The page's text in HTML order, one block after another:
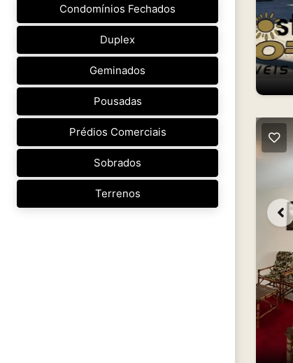
Condomínios Fechados
Duplex
Geminados
Pousadas
Prédios Comerciais
Sobrados
Terrenos